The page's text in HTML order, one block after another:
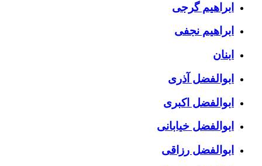
ابراهیم گرجی
ابراهیم نجفی
ابنان
ابوالفضل آذری
ابوالفضل اکبری
ابوالفضل خیابانی
ابوالفضل رزاقی